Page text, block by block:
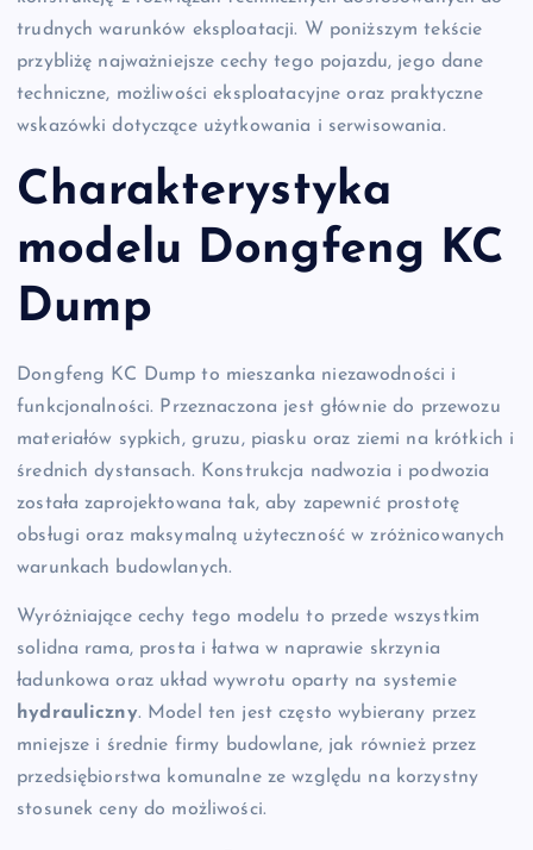
trudnych warunków eksploatacji. W poniższym tekście
przybliżę najważniejsze cechy tego pojazdu, jego dane
techniczne, możliwości eksploatacyjne oraz praktyczne
wskazówki dotyczące użytkowania i serwisowania.
Charakterystyka
modelu Dongfeng KC
Dump
Dongfeng KC Dump to mieszanka niezawodności i
funkcjonalności. Przeznaczona jest głównie do przewozu
materiałów sypkich, gruzu, piasku oraz ziemi na krótkich i
średnich dystansach. Konstrukcja nadwozia i podwozia
została zaprojektowana tak, aby zapewnić prostotę
obsługi oraz maksymalną użyteczność w zróżnicowanych
warunkach budowlanych.
Wyróżniające cechy tego modelu to przede wszystkim
solidna rama, prosta i łatwa w naprawie skrzynia
ładunkowa oraz układ wywrotu oparty na systemie
hydrauliczny. Model ten jest często wybierany przez
mniejsze i średnie firmy budowlane, jak również przez
przedsiębiorstwa komunalne ze względu na korzystny
stosunek ceny do możliwości.